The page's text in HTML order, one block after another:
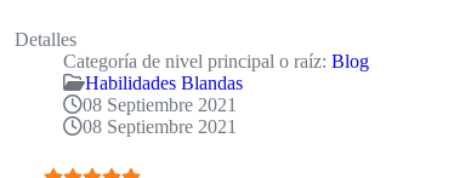
Detalles
Categoría de nivel principal o raíz: Blog
Habilidades Blandas
08 Septiembre 2021
08 Septiembre 2021